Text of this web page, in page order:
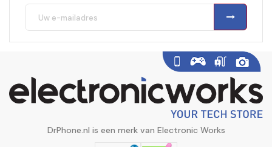
DrPhone.nl is een merk van Electronic Works